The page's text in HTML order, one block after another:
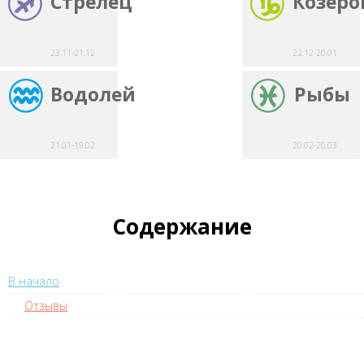
23.11-21.12 22.12-20.01
Водолей
21.01-19.02
Рыбы
20.02-20.03
Содержание
В начало
Отзывы